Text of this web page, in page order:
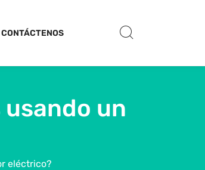
CONTÁCTENOS
un
eléctrico?